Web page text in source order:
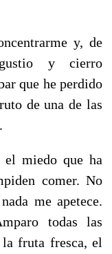
y, de
y cierro
que he perdido
de una de las
miedo que ha
comer. No
me apetece.
todas las
fruta fresca, el